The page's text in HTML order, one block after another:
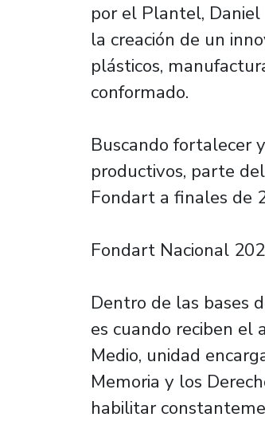
por el Plantel, Daniel
la creación de un
plásticos,
conformado.
Buscando fortalecer
productivos, parte
Fondart a finales de
Fondart Nacional
Dentro de las bases
es cuando reciben el
Medio, unidad
Memoria y los
habilitar